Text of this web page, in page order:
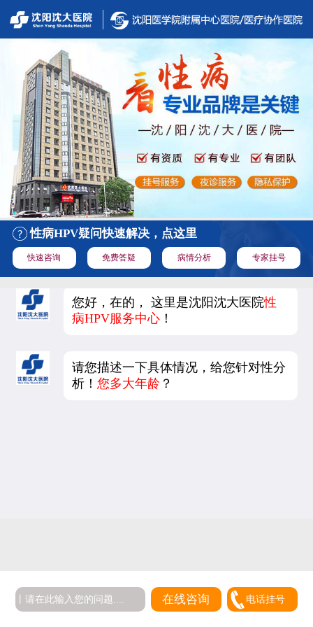
性病HPV疑问快速解决，点这里
快速咨询 免费答疑 病情分析 专家挂号
您好，在的， 这里是沈阳沈大医院性
病HPV服务中心 ！
请您描述一下具体情况，给您针对性分
析！您多大年龄 ？
在线咨询 电话挂号